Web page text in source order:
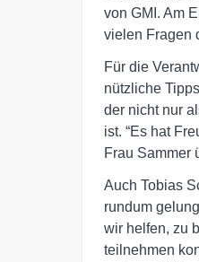
von GMI. Am
vielen Fragen
Für die
nützliche
der nicht nur
ist. “Es hat
Frau Sammer
Auch Tobias
rundum
wir helfen, zu
teilnehmen